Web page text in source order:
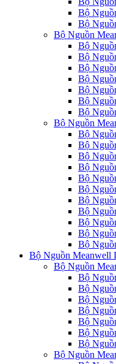
Bộ
Bộ
Bộ Nguồn
Bộ
Bộ
Bộ
Bộ
Bộ
Bộ
Bộ
Bộ Nguồn
Bộ
Bộ
Bộ
Bộ
Bộ
Bộ
Bộ
Bộ
Bộ
Bộ
Bộ
Bộ Nguồn Meanwell
Bộ Nguồn
Bộ
Bộ
Bộ
Bộ
Bộ
Bộ
Bộ
Bộ Nguồn